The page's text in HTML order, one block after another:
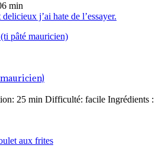
min
j’ai hate de l’essayer.
25 min Difficulté: facile Ingrédients :